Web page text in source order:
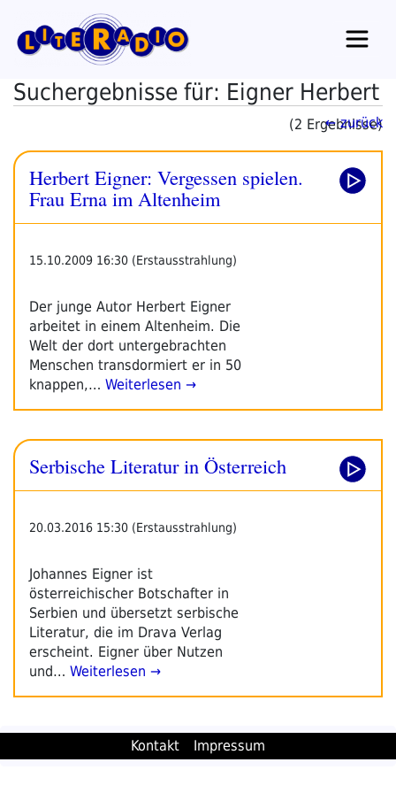
Inhalt
springen
Suchergebnisse für: Eigner Herbert
(2 Ergebnisse)
← zurück
Herbert Eigner: Vergessen spielen.
Frau Erna im Altenheim
15.10.2009 16:30 (Erstausstrahlung)
Der junge Autor Herbert Eigner
arbeitet in einem Altenheim. Die
Welt der dort untergebrachten
Menschen transdormiert er in 50
knappen,… Weiterlesen →
Serbische Literatur in Österreich
20.03.2016 15:30 (Erstausstrahlung)
Johannes Eigner ist
österreichischer Botschafter in
Serbien und übersetzt serbische
Literatur, die im Drava Verlag
erscheint. Eigner über Nutzen
und… Weiterlesen →
Kontakt Impressum